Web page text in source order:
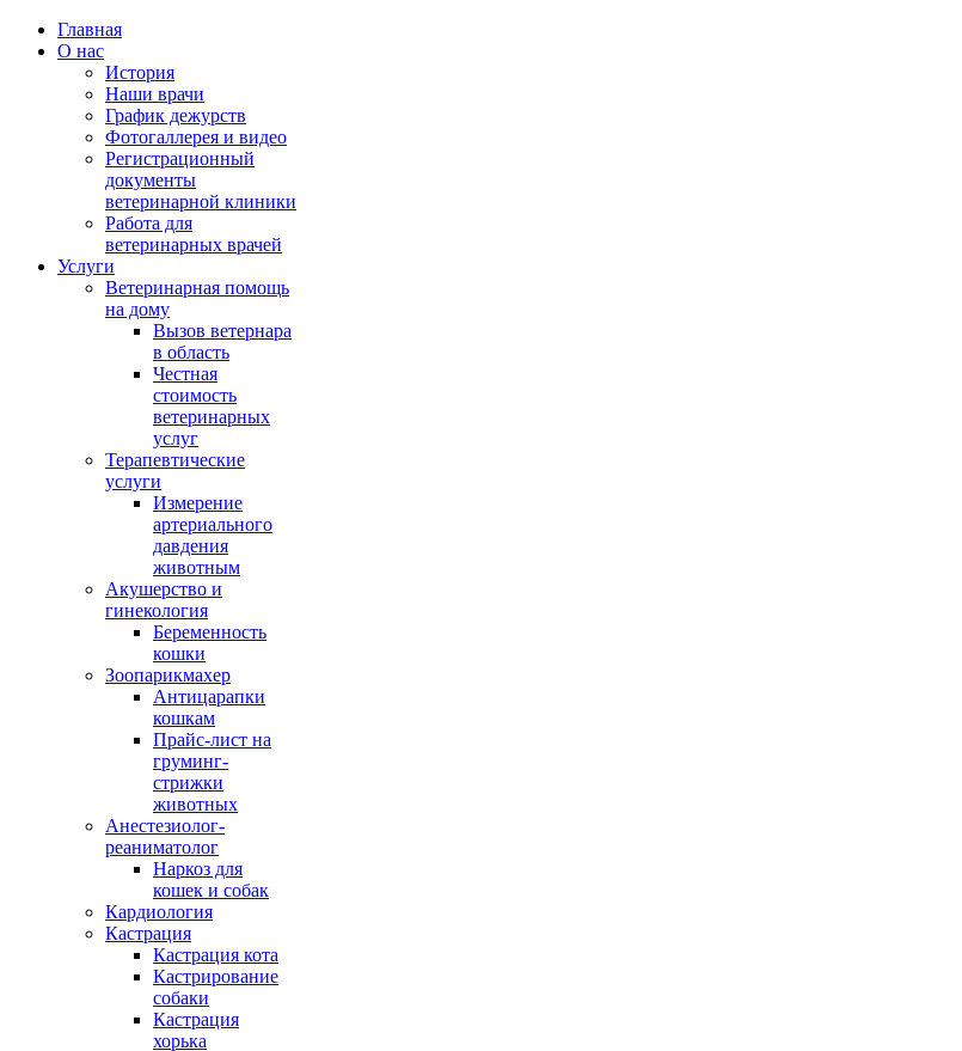
Главная
О нас
История
Наши врачи
График дежурств
Фотогаллерея и видео
Регистрационный
документы
ветеринарной клиники
Работа для
ветеринарных врачей
Услуги
Ветеринарная помощь
на дому
Вызов ветернара
в область
Честная
стоимость
ветеринарных
услуг
Терапевтические
услуги
Измерение
артериального
давдения
животным
Акушерство и
гинекология
Беременность
кошки
Зоопарикмахер
Антицарапки
кошкам
Прайс-лист на
груминг-
стрижки
животных
Анестезиолог-
реаниматолог
Наркоз для
кошек и собак
Кардиология
Кастрация
Кастрация кота
Кастрирование
собаки
Кастрация
хорька